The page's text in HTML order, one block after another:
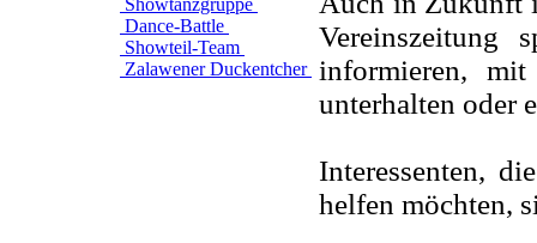
Showtanzgruppe
Dance-Battle
Showteil-Team
Zalawener Duckentcher
Vereinszeitung
informieren,
unterhalten oder
Interessenten,
helfen möchten,